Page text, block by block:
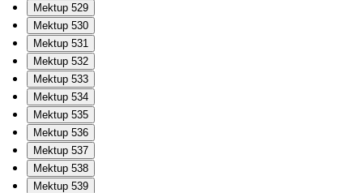
Mektup 529
Mektup 530
Mektup 531
Mektup 532
Mektup 533
Mektup 534
Mektup 535
Mektup 536
Mektup 537
Mektup 538
Mektup 539